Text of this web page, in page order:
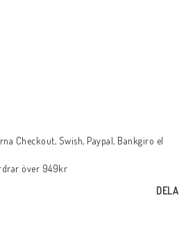
Checkout, Swish, Paypal, Bankgiro el
över 949kr
DELA